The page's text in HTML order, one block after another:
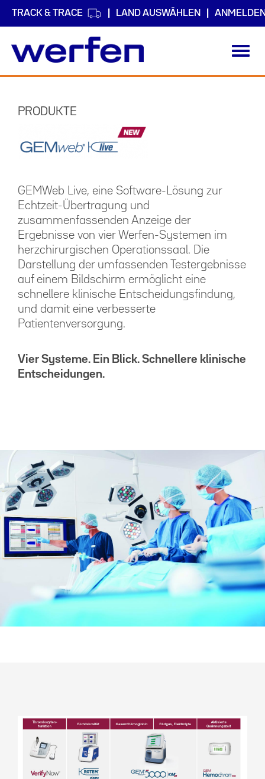
TRACK & TRACE LAND AUSWÄHLEN
InhaltPRODUKTE
GEMWeb Live, eine Software-Lösung zur
Echtzeit-Übertragung und
zusammenfassenden Anzeige der
Ergebnisse von vier Werfen-Systemen im
herzchirurgischen Operationssaal. Die
Darstellung der umfassenden Testergebnisse
auf einem Bildschirm ermöglicht eine
schnellere klinische Entscheidungsfindung,
und damit eine verbesserte
Patientenversorgung.
Vier Systeme. Ein Blick. Schnellere klinische
Entscheidungen.